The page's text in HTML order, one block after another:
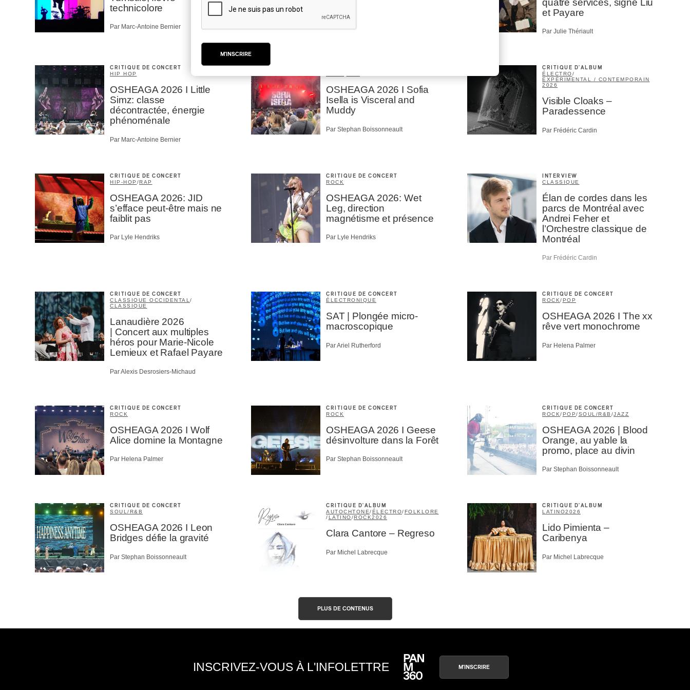
technicolore
Par Marc-Antoine Bernier
Par Marc-Antoine Bernier
quatre services, signé Liu
et Payare
Par Julie Thériault
CRITIQUE DE CONCERT
HIP HOP
OSHEAGA 2026 I Little
Simz: classe
décontractée, énergie
phénoménale
Par Marc-Antoine Bernier
OSHEAGA 2026 I Sofia
Isella is Visceral and
Muddy
Par Stephan Boissonneault
CRITIQUE D'ALBUM
ÉLECTRO/
EXPÉRIMENTAL / CONTEMPORAIN
2026
Visible Cloaks –
Paradessence
Par Frédéric Cardin
CRITIQUE DE CONCERT
HIP-HOP /RAP
OSHEAGA 2026: JID
s’efface peut-être mais ne
faiblit pas
Par Lyle Hendriks
CRITIQUE DE CONCERT
ROCK
OSHEAGA 2026: Wet
Leg, direction
magnétisme et présence
Par Lyle Hendriks
INTERVIEW
CLASSIQUE
Élan de cordes dans les
parcs de Montréal avec
Andrei Feher et
l’Orchestre classique de
Montréal
Par Frédéric Cardin
CRITIQUE DE CONCERT
CLASSIQUE OCCIDENTAL /
CLASSIQUE
Lanaudière 2026
| Concert aux multiples
héros pour Marie-Nicole
Lemieux et Rafael Payare
Par Alexis Desrosiers-Michaud
CRITIQUE DE CONCERT
ÉLECTRONIQUE
SAT | Plongée micro-
macroscopique
Par Ariel Rutherford
CRITIQUE DE CONCERT
ROCK/POP
OSHEAGA 2026 I The xx
rêve vert monochrome
Par Helena Palmer
CRITIQUE DE CONCERT
ROCK
OSHEAGA 2026 I Wolf
Alice domine la Montagne
Par Helena Palmer
CRITIQUE DE CONCERT
ROCK
OSHEAGA 2026 I Geese
désinvolture dans la Forêt
Par Stephan Boissonneault
CRITIQUE DE CONCERT
ROCK/POP/SOUL/R&B /JAZZ
OSHEAGA 2026 | Blood
Orange, au yable la
promo, place au divin
Par Stephan Boissonneault
CRITIQUE DE CONCERT
SOUL/R&B
OSHEAGA 2026 I Leon
Bridges défie la gravité
Par Stephan Boissonneault
CRITIQUE D'ALBUM
AUTOCHTONE/ÉLECTRO/FOLKLORE
/LATINO/ROCK2026
Clara Cantore – Regreso
Par Michel Labrecque
CRITIQUE D'ALBUM
LATINO2026
Lido Pimienta –
Caribenya
Par Michel Labrecque
PLUS DE CONTENUS
INSCRIVEZ-VOUS À L'INFOLETTRE M'INSCRIRE
M'INSCRIRE